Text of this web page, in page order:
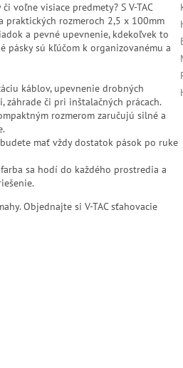
voľne visiace predmety? S V-TAC
praktických rozmeroch 2,5 x 100mm
a pevné upevnenie, kdekoľvek to
pásky sú kľúčom k organizovanému a
káblov, upevnenie drobných
záhrade či pri inštalačných prácach.
rozmerom zaručujú silné a
mať vždy dostatok pások po ruke
sa hodí do každého prostredia a
Objednajte si V-TAC sťahovacie